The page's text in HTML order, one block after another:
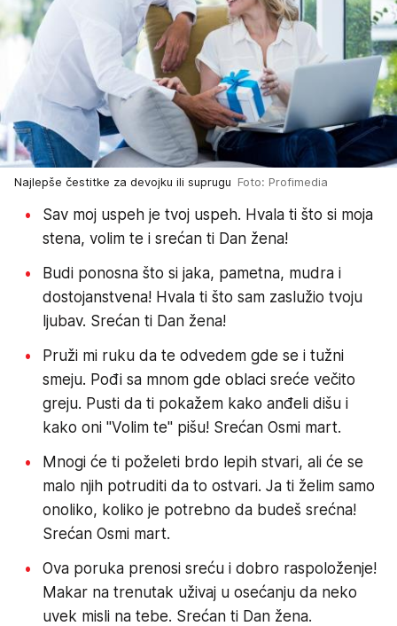
Najlepše čestitke za devojku ili suprugu Foto: Profimedia
Sav moj uspeh je tvoj uspeh. Hvala ti što si moja
stena, volim te i srećan ti Dan žena!
Budi ponosna što si jaka, pametna, mudra i
dostojanstvena! Hvala ti što sam zaslužio tvoju
ljubav. Srećan ti Dan žena!
Pruži mi ruku da te odvedem gde se i tužni
smeju. Pođi sa mnom gde oblaci sreće večito
greju. Pusti da ti pokažem kako anđeli dišu i
kako oni "Volim te" pišu! Srećan Osmi mart.
Mnogi će ti poželeti brdo lepih stvari, ali će se
malo njih potruditi da to ostvari. Ja ti želim samo
onoliko, koliko je potrebno da budeš srećna!
Srećan Osmi mart.
Ova poruka prenosi sreću i dobro raspoloženje!
Makar na trenutak uživaj u osećanju da neko
uvek misli na tebe. Srećan ti Dan žena.